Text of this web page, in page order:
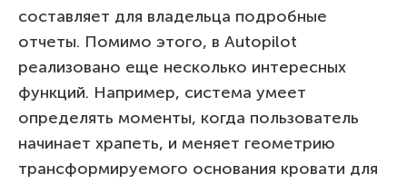
составляет для владельца подробные
отчеты. Помимо этого, в Autopilot
реализовано еще несколько интересных
функций. Например, система умеет
определять моменты, когда пользователь
начинает храпеть, и меняет геометрию
трансформируемого основания кровати для